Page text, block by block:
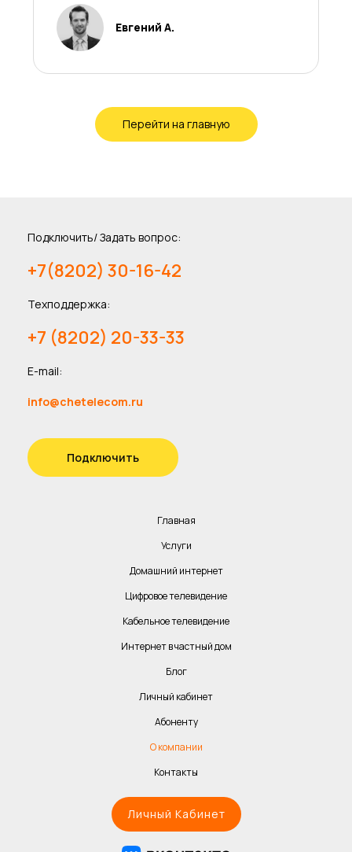
5
Евгений А.
Перейти на главную
Подключить/ Задать вопрос:
+7(8202) 30-16-42
Техподдержка:
+7 (8202) 20-33-33
E-mail:
info@chetelecom.ru
Подключить
Главная
Услуги
Домашний интернет
Цифровое телевидение
Кабельное телевидение
Интернет в частный дом
Блог
Личный кабинет
Абоненту
О компании
Контакты
Личный Кабинет